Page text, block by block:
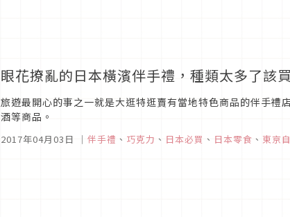
眼花撩亂的日本橫濱伴手禮，種類太多了該
旅遊最開心的事之一就是大逛特逛賣有當地特色商品的伴手禮
酒等商品。
2017年04月03日 ｜ 伴手禮 、 巧克力 、 日本必買 、 日本零食 、 東京